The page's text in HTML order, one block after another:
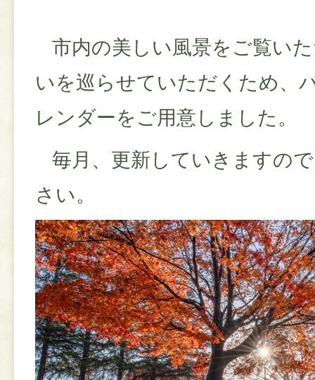
市内の美しい風景をご覧い
いを巡らせていただくため、
レンダーをご用意しました。
毎月、更新していきますの
さい。